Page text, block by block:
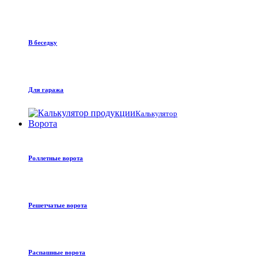
В беседку
Для гаража
Калькулятор
Ворота
Роллетные ворота
Решетчатые ворота
Распашные ворота